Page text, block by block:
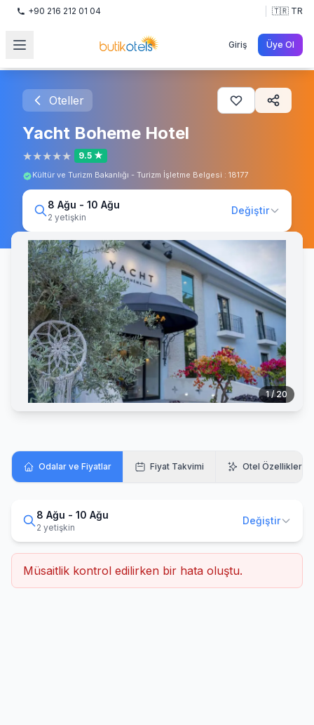
+90 216 212 01 04 🇹🇷 TR
Giriş Üye Ol
Oteller
Yacht Boheme Hotel
★★★★★ 9.5 ★
Kültür ve Turizm Bakanlığı - Turizm İşletme Belgesi : 18177
8 Ağu - 10 Ağu
2 yetişkin
Değiştir
1 / 20
Odalar ve Fiyatlar Fiyat Takvimi Otel Özellikleri
8 Ağu - 10 Ağu
2 yetişkin
Değiştir
Müsaitlik kontrol edilirken bir hata oluştu.